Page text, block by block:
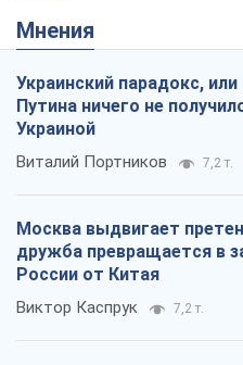
Мнения
Украинский парадокс,
Путина ничего не
Украиной
Виталий Портников 7,2 т.
Москва выдвигает
дружба превращается в
России от Китая
Виктор Каспрук 7,2 т.